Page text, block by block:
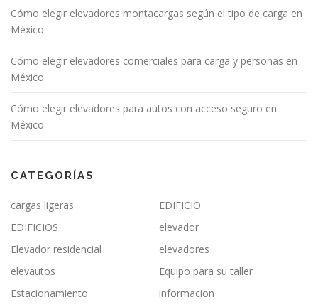
Cómo elegir elevadores montacargas según el tipo de carga en
México
Cómo elegir elevadores comerciales para carga y personas en
México
Cómo elegir elevadores para autos con acceso seguro en
México
CATEGORÍAS
cargas ligeras
EDIFICIO
EDIFICIOS
elevador
Elevador residencial
elevadores
elevautos
Equipo para su taller
Estacionamiento
informacion